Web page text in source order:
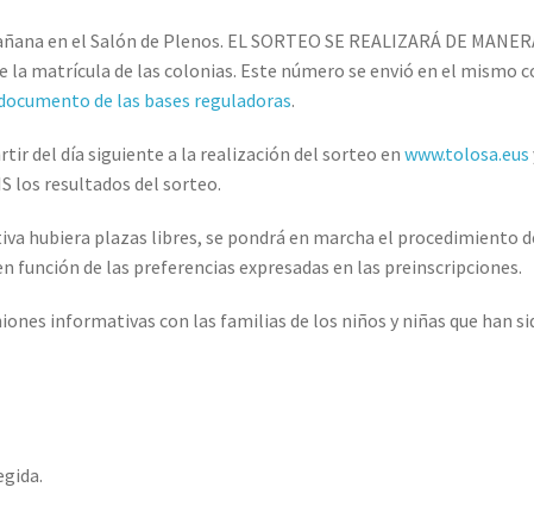
en el Salón de Plenos. EL SORTEO SE REALIZARÁ DE
matrícula de las colonias. Este número se envió en el mismo
de las bases reguladoras.
del día siguiente a la realización del sorteo en www.tolosa.eus
los resultados del sorteo.
hubiera plazas libres, se pondrá en marcha el procedimiento
función de las preferencias expresadas en las preinscripciones.
informativas con las familias de los niños y niñas que han